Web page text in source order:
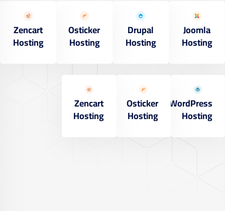
Joomla
Hosting
Drupal
Hosting
Osticker
Hosting
Zencart
Hosting
WordPress
Hosting
Osticker
Hosting
Zencart
Hosting